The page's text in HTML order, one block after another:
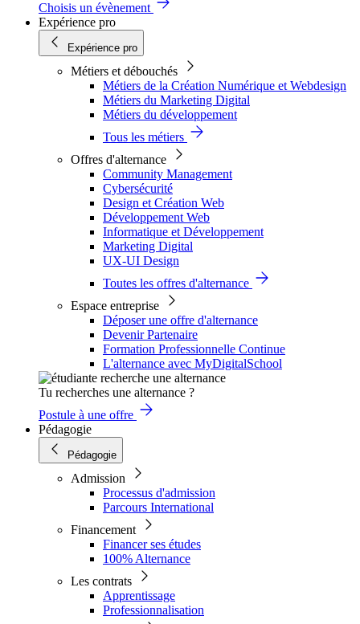
Choisis un évènement
Expérience pro
Expérience pro
Métiers et débouchés
Métiers de la Création Numérique et Webdesign
Métiers du Marketing Digital
Métiers du développement
Tous les métiers
Offres d'alternance
Community Management
Cybersécurité
Design et Création Web
Développement Web
Informatique et Développement
Marketing Digital
UX-UI Design
Toutes les offres d'alternance
Espace entreprise
Déposer une offre d'alternance
Devenir Partenaire
Formation Professionnelle Continue
L'alternance avec MyDigitalSchool
Tu recherches une alternance ?
Postule à une offre
Pédagogie
Pédagogie
Admission
Processus d'admission
Parcours International
Financement
Financer ses études
100% Alternance
Les contrats
Apprentissage
Professionnalisation